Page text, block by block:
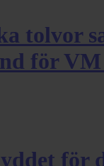
tolvor
för VM
för